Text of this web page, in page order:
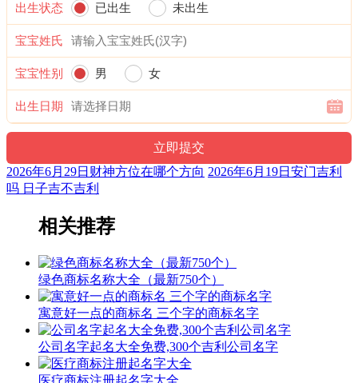
27、果弘男装
28、健博男装
29、荣钧男装
30、亚汉男装
31、星铭博海男装
32、橙诚男装
33、贤正男装
34、弘骏瑞男装
35、勤弘男装
36、乐创男装
37、星蓝男装
38、钰杉男装
39、美杭男装
出生状态 已出生 未出生
宝宝姓氏
宝宝性别 男 女
出生日期
2026年6月29日财神方位在哪个方向 2026年6月19日安门吉利
吗 日子吉不吉利
相关推荐
绿色商标名称大全（最新750个）
寓意好一点的商标名 三个字的商标名字
公司名字起名大全免费,300个吉利公司名字
医疗商标注册起名字大全